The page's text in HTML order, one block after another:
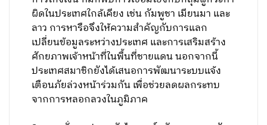
ผิดในประเทศใกล้เคียง เช่น กัมพูชา เมียนมา และ
ลาว การหารือจึงให้ความสำคัญกับการแลก
เปลี่ยนข้อมูลระหว่างประเทศ และการเสริมสร้าง
ศักยภาพเจ้าหน้าที่ในพื้นที่ชายแดน นอกจากนี้
ประเทศสมาชิกยังได้เสนอการพัฒนาระบบแจ้ง
เตือนภัยล่วงหน้าร่วมกัน เพื่อช่วยลดผลกระทบ
จากการหลอกลวงในภูมิภาค